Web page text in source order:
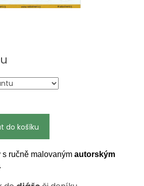
do košíku
ručně malovaným autorským